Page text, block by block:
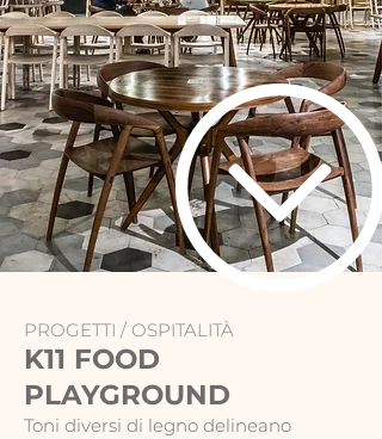
PROGETTI / OSPITALITÀ
K11 FOOD
PLAYGROUND
Toni diversi di legno delineano